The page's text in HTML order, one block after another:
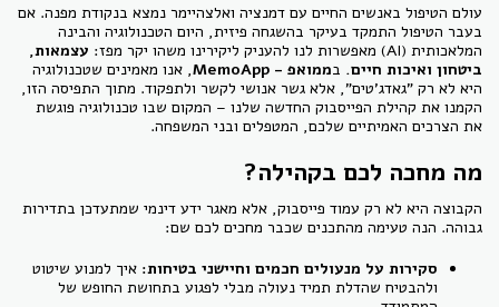
עולם הטיפול באנשים החיים עם דמנציה ואלצהיימר נמצא בנקודת מפנה. אם
בעבר הטיפול התמקד בעיקר בהשגחה פיזית, היום הטכנולוגיה והבינה
המלאכותית (AI) מאפשרות לנו להעניק ליקירינו משהו יקר מפז:
עצמאות,
ביטחון ואיכות חיים. בממואפ - MemoApp
, אנו מאמינים שטכנולוגיה
היא לא רק "גאדג'טים", אלא גשר אנושי לקשר ולתפקוד. מתוך התפיסה הזו,
הקמנו את קהילת הפייסבוק החדשה שלנו – המקום שבו טכנולוגיה פוגשת
את הצרכים האמיתיים שלכם, המטפלים ובני המשפחה.
מה מחכה לכם בקהילה?
הקבוצה היא לא רק עמוד פייסבוק, אלא מאגר ידע דינמי שמתעדכן בתדירות
גבוהה. הנה טעימה מהתכנים שכבר מחכים לכם שם:
סקירות על מנעולים חכמים וחיישני בטיחות: איך למנוע שיטוט
ולהבטיח שהדלת תמיד נעולה מבלי לפגוע בתחושת החופש של